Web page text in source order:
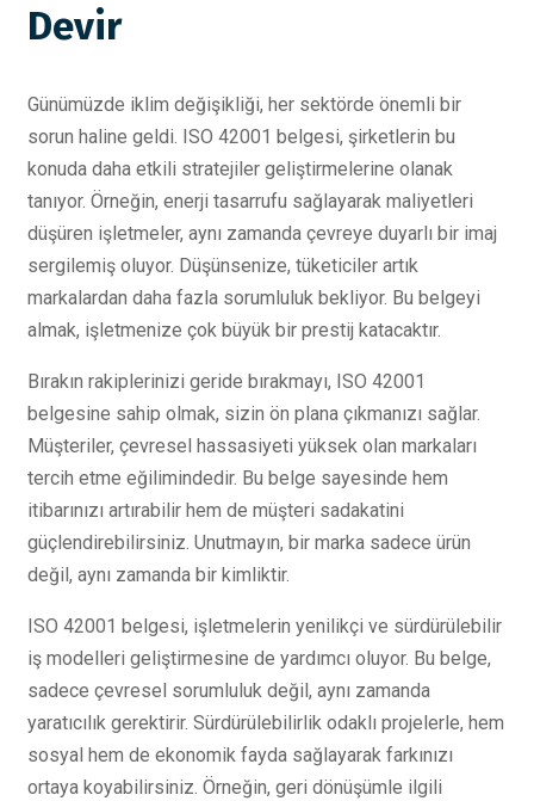
Devir
Günümüzde iklim değişikliği, her sektörde önemli bir
sorun haline geldi. ISO 42001 belgesi, şirketlerin bu
konuda daha etkili stratejiler geliştirmelerine olanak
tanıyor. Örneğin, enerji tasarrufu sağlayarak maliyetleri
düşüren işletmeler, aynı zamanda çevreye duyarlı bir imaj
sergilemiş oluyor. Düşünsenize, tüketiciler artık
markalardan daha fazla sorumluluk bekliyor. Bu belgeyi
almak, işletmenize çok büyük bir prestij katacaktır.
Bırakın rakiplerinizi geride bırakmayı, ISO 42001
belgesine sahip olmak, sizin ön plana çıkmanızı sağlar.
Müşteriler, çevresel hassasiyeti yüksek olan markaları
tercih etme eğilimindedir. Bu belge sayesinde hem
itibarınızı artırabilir hem de müşteri sadakatini
güçlendirebilirsiniz. Unutmayın, bir marka sadece ürün
değil, aynı zamanda bir kimliktir.
ISO 42001 belgesi, işletmelerin yenilikçi ve sürdürülebilir
iş modelleri geliştirmesine de yardımcı oluyor. Bu belge,
sadece çevresel sorumluluk değil, aynı zamanda
yaratıcılık gerektirir. Sürdürülebilirlik odaklı projelerle, hem
sosyal hem de ekonomik fayda sağlayarak farkınızı
ortaya koyabilirsiniz. Örneğin, geri dönüşümle ilgili